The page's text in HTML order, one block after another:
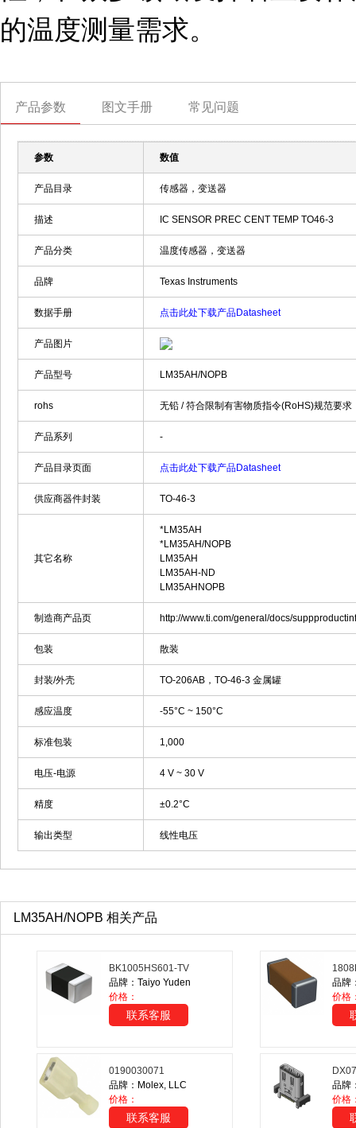
的温度测量需求。
产品参数 图文手册 常见问题
参数 数值
产品目录 传感器，变送器
描述 IC SENSOR PREC CENT TEMP TO46-3
产品分类 温度传感器，变送器
品牌 Texas Instruments
数据手册 点击此处下载产品Datasheet
产品图片
产品型号 LM35AH/NOPB
rohs 无铅 / 符合限制有害物质指令(RoHS)规范要求
产品系列 -
产品目录页面 点击此处下载产品Datasheet
供应商器件封装 TO-46-3
其它名称
*LM35AH
*LM35AH/NOPB
LM35AH
LM35AH-ND
LM35AHNOPB
制造商产品页 http://www.ti.com/general/docs/
包装 散装
封装/外壳 TO-206AB，TO-46-3 金属罐
感应温度 -55°C ~ 150°C
标准包装 1,000
电压-电源 4 V ~ 30 V
精度 ±0.2°C
输出类型 线性电压
LM35AH/NOPB 相关产品
BK1005HS601-TV
品牌：Taiyo Yuden
价格：
联系客服
品牌
价格
0190030071
品牌：Molex, LLC
价格：
联系客服
品牌
价格